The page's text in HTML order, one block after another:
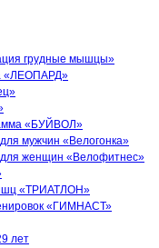
грудные мышцы»
«ЛЕОПАРД»
«БУЙВОЛ»
мужчин «Велогонка»
для женщин «Велофитнес»
«ТРИАТЛОН»
«ГИМНАСТ»
лет